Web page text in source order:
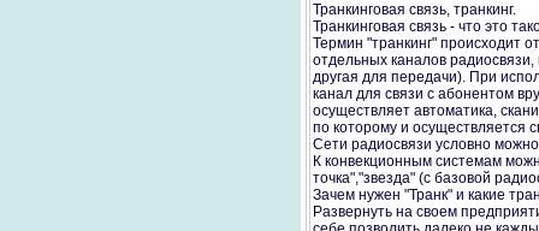
Транкинговая связь, транкинг.
Транкинговая связь - что это
Термин "транкинг" происходит
отдельных каналов
другая для передачи). При
канал для связи с абонентом
осуществляет автоматика,
по которому и осуществляется
Сети радиосвязи условно
К конвекционным системам
точка","звезда" (с базовой
Зачем нужен "Транк" и какие
Развернуть на своем